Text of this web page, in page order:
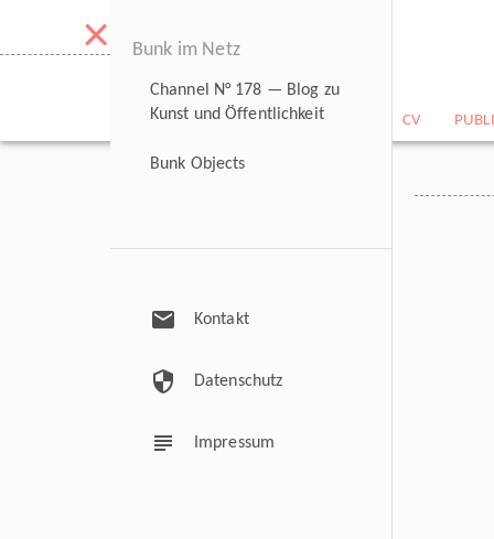
×
NEWS BILDARCHIV CV
Bunk im Netz
Channel N° 178 — Blog zu
Kunst und Öffentlichkeit
Bunk Objects
mail Kontakt
security Datenschutz
subject Impressum